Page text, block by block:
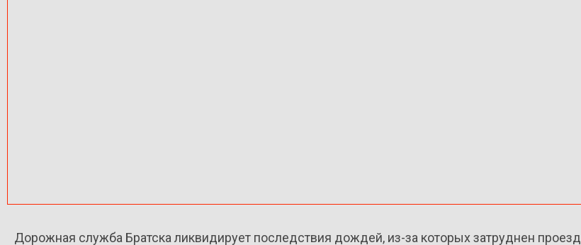
Дорожная служба Братска ликвидирует последствия дождей, из-за которых затруднен проезд